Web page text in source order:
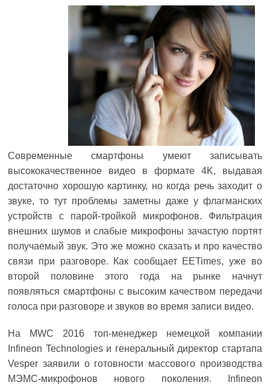
Современные смартфоны умеют записывать
высококачественное видео в формате 4K, выдавая
достаточно хорошую картинку, но когда речь заходит о
звуке, то тут проблемы заметны даже у флагманских
устройств с парой-тройкой микрофонов. Фильтрация
внешних шумов и слабые микрофоны зачастую портят
получаемый звук. Это же можно сказать и про качество
связи при разговоре. Как сообщает EETimes, уже во
второй половине этого года на рынке начнут
появляться смартфоны с высоким качеством передачи
голоса при разговоре и звуков во время записи видео.
На MWC 2016 топ-менеджер немецкой компании
Infineon Technologies и генеральный директор стартапа
Vesper заявили о готовности массового производства
МЭМС-микрофонов нового поколения. Infineon